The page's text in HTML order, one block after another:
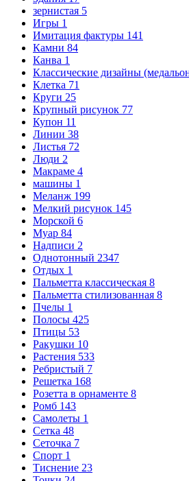
зернистая 5
Игры 1
Имитация фактуры 141
Камни 84
Канва 1
Классические дизайны
Клетка 71
Круги 25
Крупный рисунок 77
Купон 11
Линии 38
Листья 72
Люди 2
Макраме 4
машины 1
Меланж 199
Мелкий рисунок 145
Морской 6
Муар 84
Надписи 2
Однотонный 2347
Отдых 1
Пальметта классическая 8
Пальметта стилизованная 8
Пчелы 1
Полосы 425
Птицы 53
Ракушки 10
Растения 533
Ребристый 7
Решетка 168
Розетта в орнаменте 8
Ромб 143
Самолеты 1
Сетка 48
Сеточка 7
Спорт 1
Тиснение 23